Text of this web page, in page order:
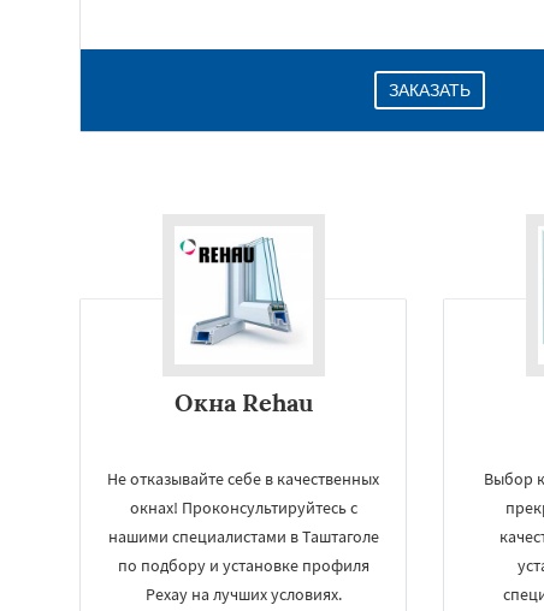
ЗАКАЗАТЬ
Окна Rehau
Не отказывайте себе в качественных
окнах! Проконсультируйтесь с
нашими специалистами в Таштаголе
по подбору и установке профиля
Рехау на лучших условиях.
Выбор